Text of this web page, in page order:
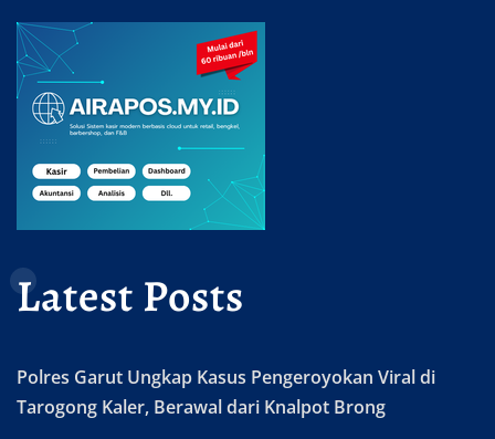
Latest Posts
Polres Garut Ungkap Kasus Pengeroyokan Viral di
Tarogong Kaler, Berawal dari Knalpot Brong